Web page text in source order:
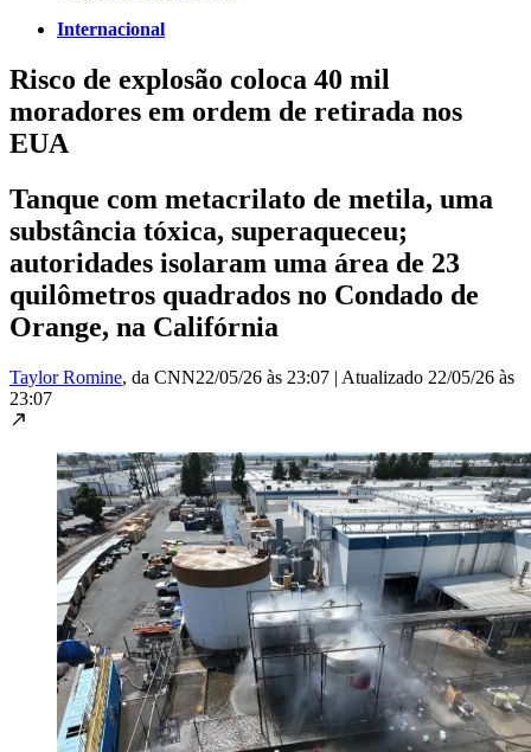
Internacional
Risco de explosão coloca 40 mil
moradores em ordem de retirada nos
EUA
Tanque com metacrilato de metila, uma
substância tóxica, superaqueceu;
autoridades isolaram uma área de 23
quilômetros quadrados no Condado de
Orange, na Califórnia
Taylor Romine, da CNN22/05/26 às 23:07 | Atualizado 22/05/26 às
23:07